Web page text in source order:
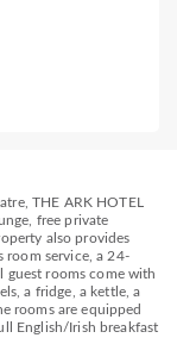
THE ARK HOTEL
free private
also provides
room service, a 24-
guest rooms come with
a fridge, a kettle, a
rooms are equipped
English/Irish breakfast